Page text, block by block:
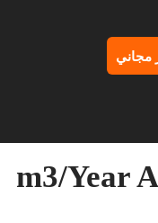
120,000 m3/